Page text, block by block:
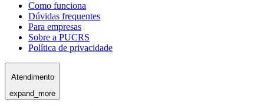
Como funciona
Dúvidas frequentes
Para empresas
Sobre a PUCRS
Política de privacidade
Atendimento
expand_more